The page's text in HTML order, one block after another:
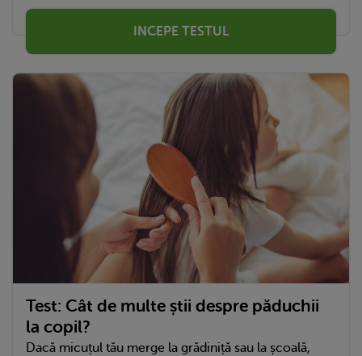
INCEPE TESTUL
Test: Cât de multe știi despre păduchii
la copil?
Dacă micuțul tău merge la grădiniță sau la școală,